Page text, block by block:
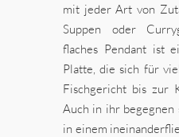
mit jeder Art von
Suppen oder
flaches Pendant ist
Platte, die sich für
Fischgericht bis zur
Auch in ihr begegnen
in einem